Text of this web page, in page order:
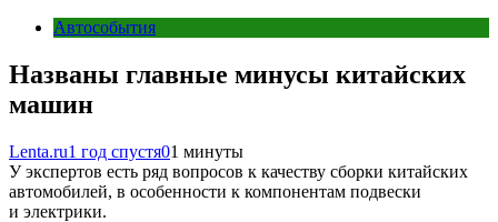
Автособытия
Названы главные минусы китайских
машин
Lenta.ru1 год спустя01 минуты
У экспертов есть ряд вопросов к качеству сборки китайских
автомобилей, в особенности к компонентам подвески
и электрики.